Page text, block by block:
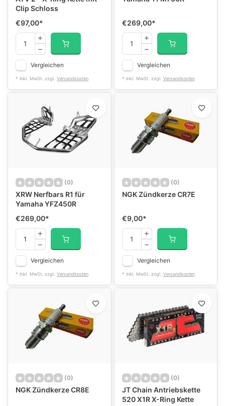
Clip Schloss
€97,00*
Vergleichen
* Inkl. MwSt. zzgl. Versandkosten
€269,00*
Vergleichen
* Inkl. MwSt. zzgl. Versandkosten
(0)
XRW Nerfbars R1 für
Yamaha YFZ450R
€269,00*
Vergleichen
* Inkl. MwSt. zzgl. Versandkosten
(0)
NGK Zündkerze CR7E
€9,00*
Vergleichen
* Inkl. MwSt. zzgl. Versandkosten
(0)
NGK Zündkerze CR8E
(0)
JT Chain Antriebskette
520 X1R X-Ring Kette